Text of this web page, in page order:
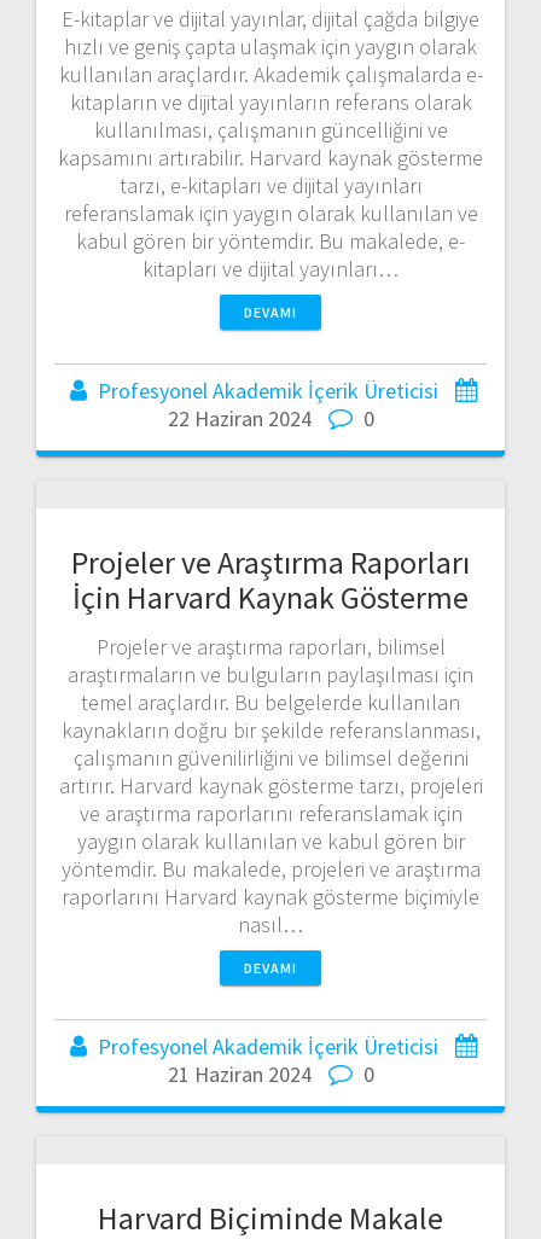
E-kitaplar ve dijital yayınlar, dijital çağda bilgiye
hızlı ve geniş çapta ulaşmak için yaygın olarak
kullanılan araçlardır. Akademik çalışmalarda e-
kitapların ve dijital yayınların referans olarak
kullanılması, çalışmanın güncelliğini ve
kapsamını artırabilir. Harvard kaynak gösterme
tarzı, e-kitapları ve dijital yayınları
referanslamak için yaygın olarak kullanılan ve
kabul gören bir yöntemdir. Bu makalede, e-
kitapları ve dijital yayınları…
DEVAMI
Profesyonel Akademik İçerik Üreticisi
22 Haziran 2024
0
Projeler ve Araştırma Raporları
İçin Harvard Kaynak Gösterme
Projeler ve araştırma raporları, bilimsel
araştırmaların ve bulguların paylaşılması için
temel araçlardır. Bu belgelerde kullanılan
kaynakların doğru bir şekilde referanslanması,
çalışmanın güvenilirliğini ve bilimsel değerini
artırır. Harvard kaynak gösterme tarzı, projeleri
ve araştırma raporlarını referanslamak için
yaygın olarak kullanılan ve kabul gören bir
yöntemdir. Bu makalede, projeleri ve araştırma
raporlarını Harvard kaynak gösterme biçimiyle
nasıl…
DEVAMI
Profesyonel Akademik İçerik Üreticisi
21 Haziran 2024
0
Harvard Biçiminde Makale